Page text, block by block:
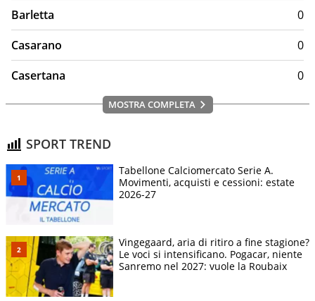
Barletta
0
Casarano
0
Casertana
0
MOSTRA COMPLETA
SPORT TREND
Tabellone Calciomercato Serie A.
Movimenti, acquisti e cessioni: estate
2026-27
Vingegaard, aria di ritiro a fine stagione?
Le voci si intensificano. Pogacar, niente
Sanremo nel 2027: vuole la Roubaix